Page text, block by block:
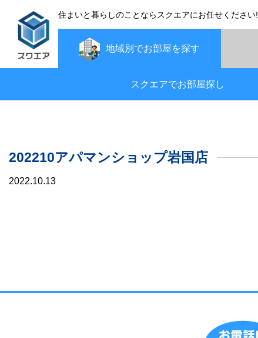
住まいと暮らしのことならスクエアにお任せください!
地域別でお部屋を探す
スクエアでお部屋探し
202210アパマンショップ岩国店
2022.10.13